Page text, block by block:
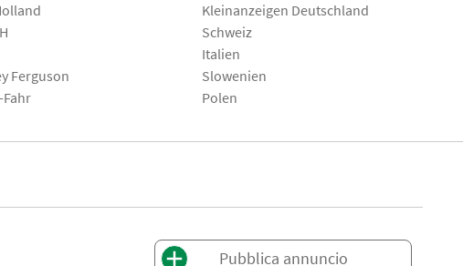
Ferguson
Fahr
Kleinanzeigen Deutschland
Schweiz
Italien
Slowenien
Polen
Pubblica annuncio